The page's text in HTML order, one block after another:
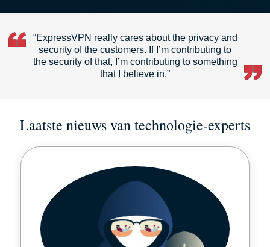
“ExpressVPN really cares about the privacy and
security of the customers. If I’m contributing to
the security of that, I’m contributing to something
that I believe in.”
Laatste nieuws van technologie-experts